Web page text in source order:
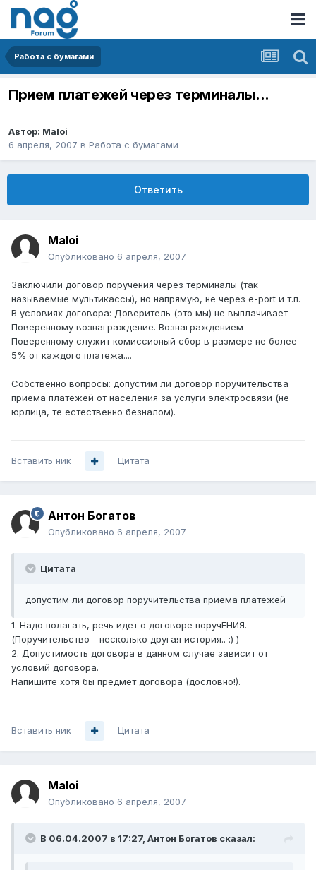
Работа с бумагами
Прием платежей через терминалы...
Автор: Maloi
6 апреля, 2007 в Работа с бумагами
Ответить
Maloi
Опубликовано 6 апреля, 2007
Заключили договор поручения через терминалы (так
называемые мультикассы), но напрямую, не через e-port и т.п.
В условиях договора: Доверитель (это мы) не выплачивает
Поверенному вознаграждение. Вознаграждением
Поверенному служит комиссионый сбор в размере не более
5% от каждого платежа....
Собственно вопросы: допустим ли договор поручительства
приема платежей от населения за услуги электросвязи (не
юрлица, те естественно безналом).
Вставить ник Цитата
Антон Богатов
Опубликовано 6 апреля, 2007
Цитата
допустим ли договор поручительства приема платежей
1. Надо полагать, речь идет о договоре поручЕНИЯ.
(Поручительство - несколько другая история.. :) )
2. Допустимость договора в данном случае зависит от
условий договора.
Напишите хотя бы предмет договора (дословно!).
Вставить ник Цитата
Maloi
Опубликовано 6 апреля, 2007
В 06.04.2007 в 17:27, Антон Богатов сказал: